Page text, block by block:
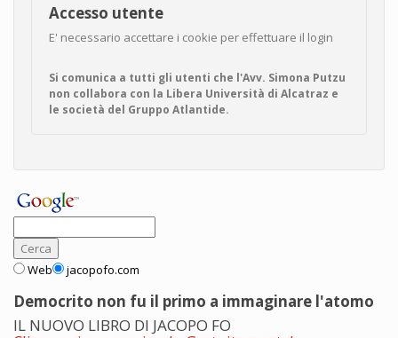
Accesso utente
E' necessario accettare i cookie per effettuare il login
Si comunica a tutti gli utenti che l'Avv. Simona Putzu
non collabora con la Libera Università di Alcatraz e
le società del Gruppo Atlantide.
Web jacopofo.com
Democrito non fu il primo a immaginare l'atomo
IL NUOVO LIBRO DI JACOPO FO